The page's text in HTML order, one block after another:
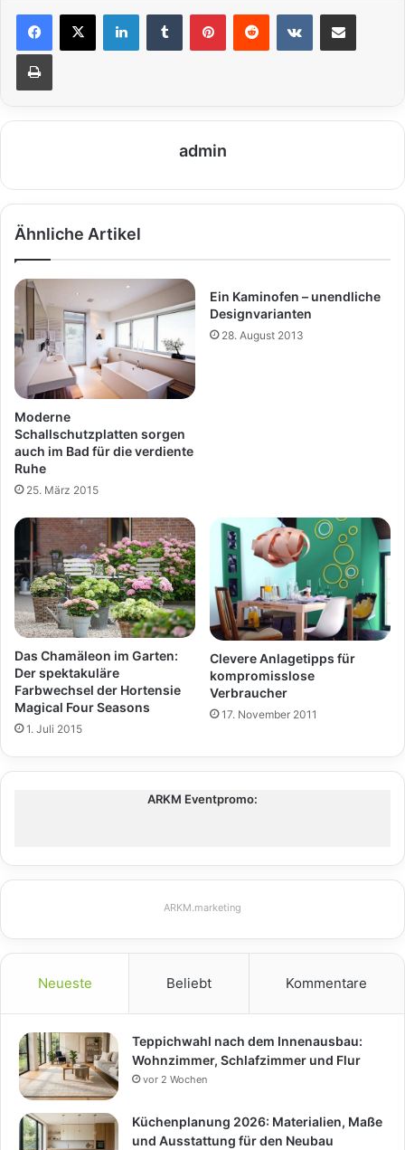
admin
Ähnliche Artikel
Moderne
Schallschutzplatten sorgen
auch im Bad für die verdiente
Ruhe
25. März 2015
Ein Kaminofen – unendliche
Designvarianten
28. August 2013
Das Chamäleon im Garten:
Der spektakuläre
Farbwechsel der Hortensie
Magical Four Seasons
1. Juli 2015
Clevere Anlagetipps für
kompromisslose
Verbraucher
17. November 2011
ARKM Eventpromo:
ARKM.marketing
Neueste Beliebt Kommentare
Teppichwahl nach dem Innenausbau:
Wohnzimmer, Schlafzimmer und Flur
vor 2 Wochen
Küchenplanung 2026: Materialien, Maße
und Ausstattung für den Neubau